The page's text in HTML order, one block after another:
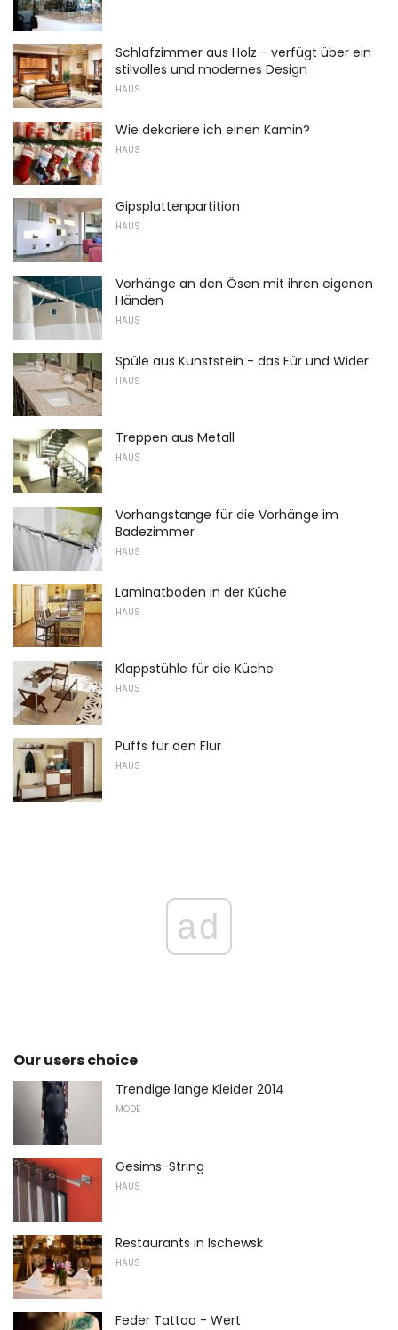
Schlafzimmer aus Holz - verfügt über ein
stilvolles und modernes Design
HAUS
Wie dekoriere ich einen Kamin?
HAUS
Gipsplattenpartition
HAUS
Vorhänge an den Ösen mit ihren eigenen
Händen
HAUS
Spüle aus Kunststein - das Für und Wider
HAUS
Treppen aus Metall
HAUS
Vorhangstange für die Vorhänge im
Badezimmer
HAUS
Laminatboden in der Küche
HAUS
Klappstühle für die Küche
HAUS
Puffs für den Flur
HAUS
ad
Our users choice
Trendige lange Kleider 2014
MODE
Gesims-String
HAUS
Restaurants in Ischewsk
HAUS
Feder Tattoo - Wert